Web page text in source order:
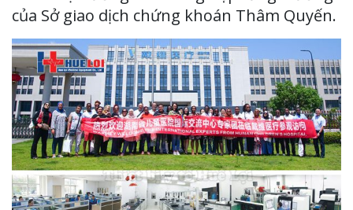
của Sở giao dịch chứng khoán Thâm Quyến.